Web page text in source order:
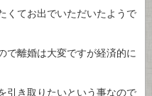
くてお出でいただいたようで
で離婚は大変ですが経済的に
引き取りたいという事なので